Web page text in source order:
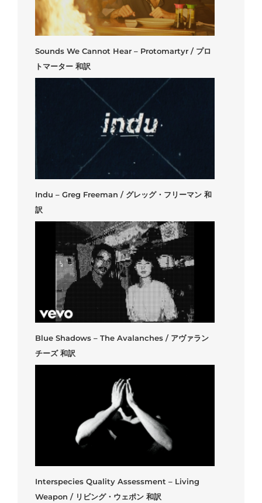
Sounds We Cannot Hear – Protomartyr / プロ
トマーター 和訳
Indu – Greg Freeman / グレッグ・フリーマン 和
訳
Blue Shadows – The Avalanches / アヴァラン
チーズ 和訳
Interspecies Quality Assessment – Living
Weapon / リビング・ウェポン 和訳